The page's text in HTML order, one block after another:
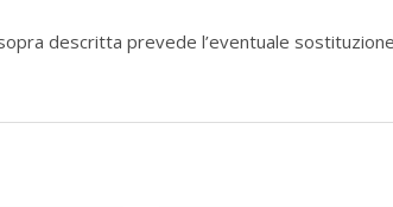
descritta prevede l’eventuale